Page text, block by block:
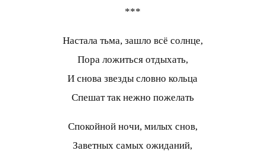
***
Настала тьма, зашло всё солнце,
Пора ложиться отдыхать,
И снова звезды словно кольца
Спешат так нежно пожелать
Спокойной ночи, милых снов,
Заветных самых ожиданий,